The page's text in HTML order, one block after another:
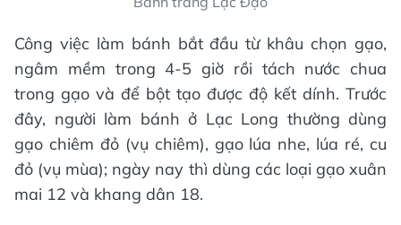
Công việc làm bánh bắt đầu từ khâu chọn gạo,
ngâm mềm trong 4-5 giờ rồi tách nước chua
trong gạo và để bột tạo được độ kết dính. Trước
đây, người làm bánh ở Lạc Long thường dùng
gạo chiêm đỏ (vụ chiêm), gạo lúa nhe, lúa ré, cu
đỏ (vụ mùa); ngày nay thì dùng các loại gạo xuân
mai 12 và khang dân 18.